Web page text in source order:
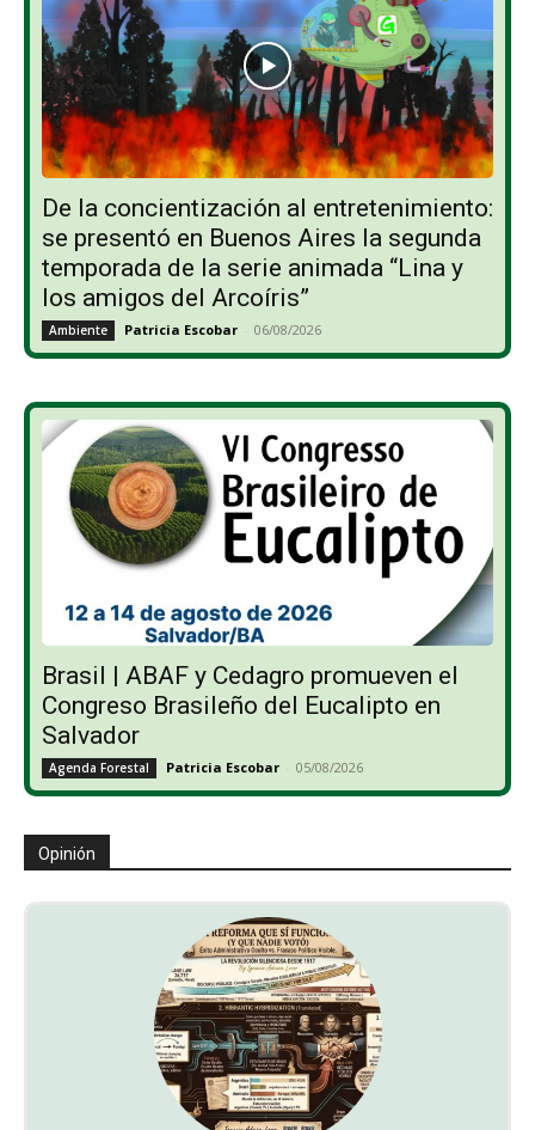
De la concientización al entretenimiento:
se presentó en Buenos Aires la segunda
temporada de la serie animada “Lina y
los amigos del Arcoíris”
Ambiente Patricia Escobar - 06/08/2026
Brasil | ABAF y Cedagro promueven el
Congreso Brasileño del Eucalipto en
Salvador
Agenda Forestal Patricia Escobar - 05/08/2026
Opinión